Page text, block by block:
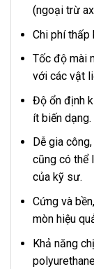
(ngoại trừ
Chi phí thấp
Tốc độ mài
với các vật
Độ ổn định
ít biến dạng.
Dễ gia
cũng có thể
của kỹ sư.
Cứng và
mòn hiệu
Khả năng